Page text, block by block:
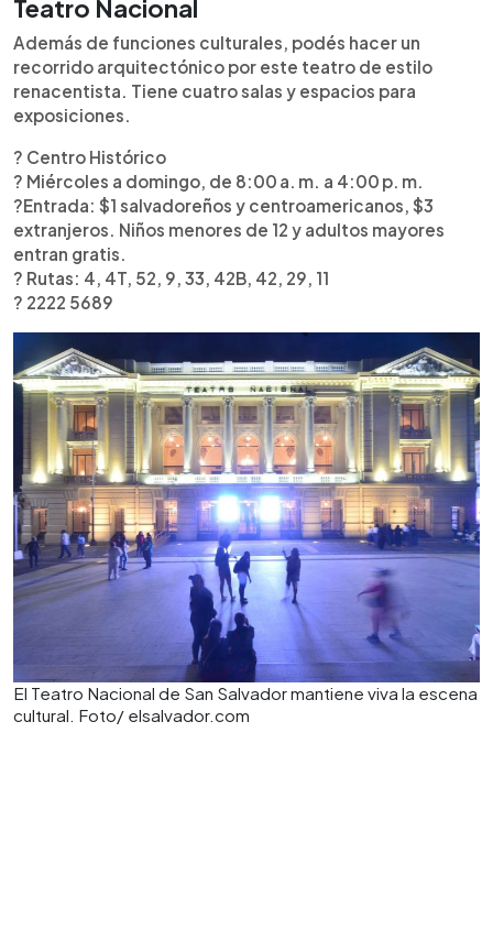
Teatro Nacional
Además de funciones culturales, podés hacer un
recorrido arquitectónico por este teatro de estilo
renacentista. Tiene cuatro salas y espacios para
exposiciones.
? Centro Histórico
? Miércoles a domingo, de 8:00 a. m. a 4:00 p. m.
?️Entrada: $1 salvadoreños y centroamericanos, $3
extranjeros. Niños menores de 12 y adultos mayores
entran gratis.
? Rutas: 4, 4T, 52, 9, 33, 42B, 42, 29, 11
? 2222 5689
El Teatro Nacional de San Salvador mantiene viva la escena
cultural. Foto/ elsalvador.com